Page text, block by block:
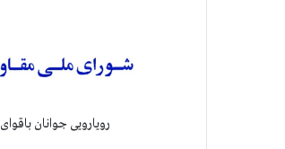
رویارویی جوانان